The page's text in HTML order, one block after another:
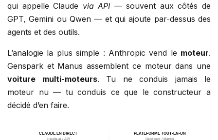
qui appelle Claude via API — souvent aux côtés de
GPT, Gemini ou Qwen — et qui ajoute par-dessus des
agents et des outils.
L’analogie la plus simple : Anthropic vend le moteur.
Genspark et Manus assemblent ce moteur dans une
voiture multi-moteurs. Tu ne conduis jamais le
moteur nu — tu conduis ce que le constructeur a
décidé d’en faire.